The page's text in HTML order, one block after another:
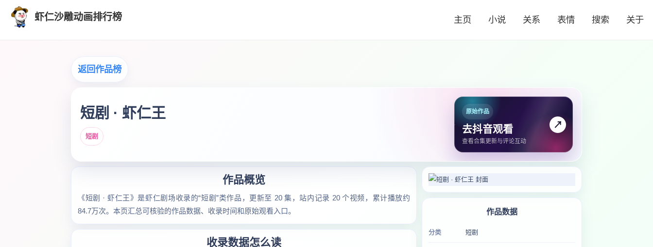
虾仁沙雕动画排行榜 主页 小说 关系 表情 搜索 关于
返回作品榜
短剧 · 虾仁王
短剧
原始作品
去抖音观看
查看合集更新与评论互动
↗
作品概览
《短剧 · 虾仁王》是虾仁剧场收录的“短剧”类作品，更新至 20 集，站内记录 20 个视频，累计播放约
84.7万次。本页汇总可核验的作品数据、收录时间和原始观看入口。
收录数据怎么读
作品数据
分类 短剧